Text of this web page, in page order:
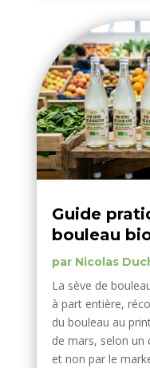
Guide
bouleau
par Nicolas
La sève de
à part entière,
du bouleau au
de mars, selon un
et non par le